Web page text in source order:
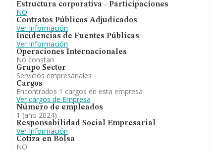
Estructura corporativa - Participaciones
NO
Contratos Públicos Adjudicados
Ver Información
Incidencias de Fuentes Públicas
Ver Información
Operaciones Internacionales
No constan
Grupo Sector
Servicios empresariales
Cargos
Encontrados 1 cargos en esta empresa
Ver cargos de Empresa
Número de empleados
1 (año 2024)
Responsabilidad Social Empresarial
Ver Información
Cotiza en Bolsa
NO